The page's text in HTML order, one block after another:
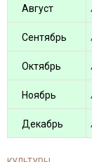
Август
Сентябрь
Октябрь
Ноябрь
Декабрь